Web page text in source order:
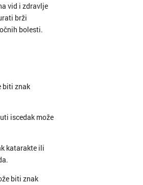
vid i zdravlje
brži
bolesti.
biti znak
iscedak može
katarakte ili
biti znak